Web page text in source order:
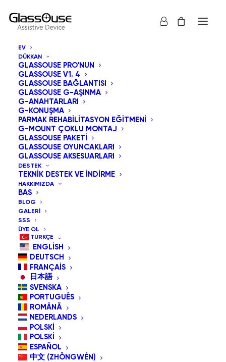
EV
DÜKKAN
GLASSOUSE PRO'NUN
GLASSOUSE V1. 4
GLASSOUSE BAĞLANTISI
GLASSOUSE G-AŞINMA
G-ANAHTARLARI
G-KONUŞMA
PARMAK REHABILITASYON EĞITMENI
G-MOUNT ÇOKLU MONTAJ
GLASSOUSE PAKETI
GLASSOUSE OYUNCAKLARI
GLASSOUSE AKSESUARLARI
DESTEK
TEKNIK DESTEK VE İNDIRME
HAKKIMIZDA
BAS
BLOG
GALERI
SSS
ÜYE OL
TÜRKÇE
ENGLISH
DEUTSCH
FRANÇAIS
日本語
SVENSKA
PORTUGUÊS
ROMÂNĂ
NEDERLANDS
POLSKI
POLSKI
ESPAÑOL
中文 (ZHŌNGWÉN)
Hepsi göster GlassOuse Oyuncakları
Fiyata göre sırala: Yüksekten düşüğe
Varsayılan Sıralama
En çok satılana göre sırala
En yeniye göre sırala
Fiyata göre sırala: Düşükten yükseğe